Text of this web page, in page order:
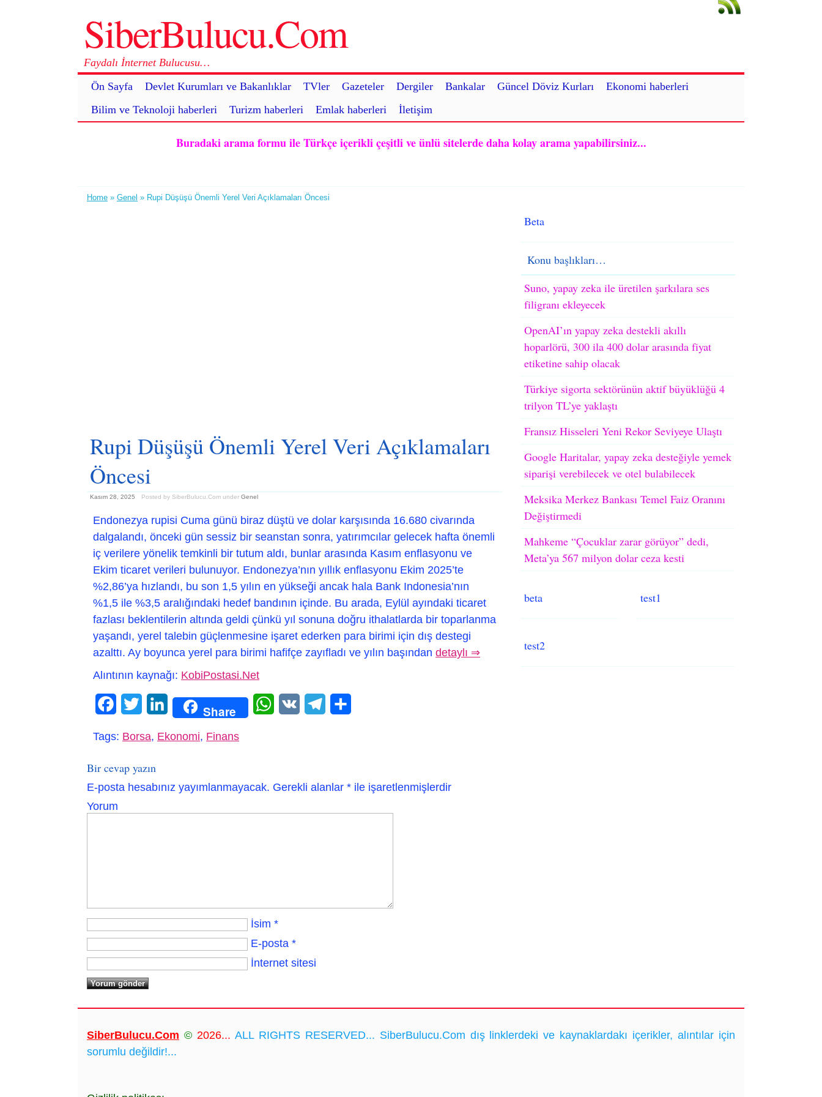
SiberBulucu.Com
Faydalı İnternet Bulucusu…
Ön Sayfa
Devlet Kurumları ve Bakanlıklar TVler Gazeteler Dergiler Bankalar Güncel Döviz Kurları
Ekonomi haberleri
Bilim ve Teknoloji haberleri
Turizm haberleri Emlak haberleri İletişim
Buradaki arama formu ile Türkçe içerikli çeşitli ve ünlü sitelerde daha kolay arama yapabilirsiniz...
Home » Genel » Rupi Düşüşü Önemli Yerel Veri Açıklamaları Öncesi
Rupi Düşüşü Önemli Yerel Veri Açıklamaları
Öncesi
Kasım 28, 2025 Posted by SiberBulucu.Com under Genel
Endonezya rupisi Cuma günü biraz düştü ve dolar karşısında 16.680 civarında
dalgalandı, önceki gün sessiz bir seanstan sonra, yatırımcılar gelecek hafta önemli
iç verilere yönelik temkinli bir tutum aldı, bunlar arasında Kasım enflasyonu ve
Ekim ticaret verileri bulunuyor. Endonezya’nın yıllık enflasyonu Ekim 2025’te
%2,86’ya hızlandı, bu son 1,5 yılın en yükseği ancak hala Bank Indonesia’nın
%1,5 ile %3,5 aralığındaki hedef bandının içinde. Bu arada, Eylül ayındaki ticaret
fazlası beklentilerin altında geldi çünkü yıl sonuna doğru ithalatlarda bir toparlanma
yaşandı, yerel talebin güçlenmesine işaret ederken para birimi için dış destegi
azalttı. Ay boyunca yerel para birimi hafifçe zayıfladı ve yılın başından detaylı ⇒
Alıntının kaynağı: KobiPostasi.Net
Facebook
Twitter LinkedIn Share WhatsApp
VK Telegram
Tags: Borsa, Ekonomi, Finans
Bir cevap yazın
E-posta hesabınız yayımlanmayacak. Gerekli alanlar * ile işaretlenmişlerdir
Yorum
İsim *
E-posta *
İnternet sitesi
Beta
Konu başlıkları…
Suno, yapay zeka ile üretilen şarkılara ses
filigranı ekleyecek
OpenAI’ın yapay zeka destekli akıllı
hoparlörü, 300 ila 400 dolar arasında fiyat
etiketine sahip olacak
Türkiye sigorta sektörünün aktif büyüklüğü 4
trilyon TL’ye yaklaştı
Fransız Hisseleri Yeni Rekor Seviyeye Ulaştı
Google Haritalar, yapay zeka desteğiyle yemek
siparişi verebilecek ve otel bulabilecek
Meksika Merkez Bankası Temel Faiz Oranını
Değiştirmedi
Mahkeme “Çocuklar zarar görüyor” dedi,
Meta’ya 567 milyon dolar ceza kesti
beta test1
test2
SiberBulucu.Com © 2026... ALL RIGHTS RESERVED... SiberBulucu.Com dış linklerdeki ve kaynaklardakı içerikler, alıntılar için
sorumlu değildir!...